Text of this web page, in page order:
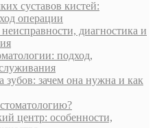
суставов кистей:
операции
диагностика и
подход,
зубов: зачем она нужна и как
центр: особенности,